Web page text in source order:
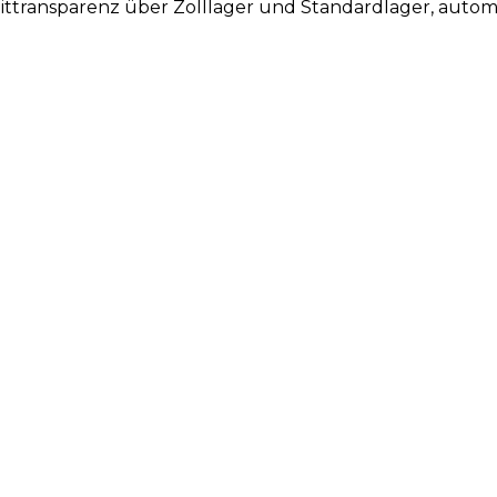
über Zolllager und Standardlager,